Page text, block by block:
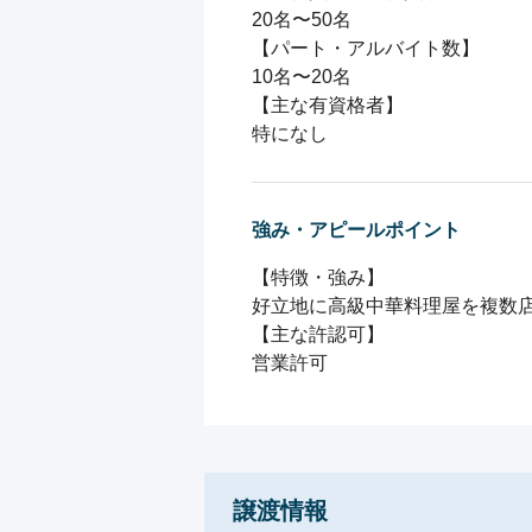
20名〜50名
【パート・アルバイト数】
10名〜20名
【主な有資格者】
強み・アピールポイント
【特徴・強み】
好立地に高級中華料理屋を複数
【主な許認可】
譲渡情報